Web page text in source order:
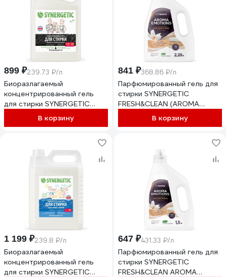
899 ₽239.73 ₽/л
Биоразлагаемый
концентрированный гель
для стирки SYNERGETIC
BLACK PROTECT, 3,75 л (125
стирок) 109837
В корзину
841 ₽368.86 ₽/л
Парфюмированный гель для
стирки SYNERGETIC
FRESH&CLEAN (AROMA
EMOTIONS Табак-ваниль),
В корзину
1 199 ₽239.8 ₽/л
Биоразлагаемый
концентрированный гель
для стирки SYNERGETIC
647 ₽431.33 ₽/л
Парфюмированный гель для
стирки SYNERGETIC
FRESH&CLEAN AROMA